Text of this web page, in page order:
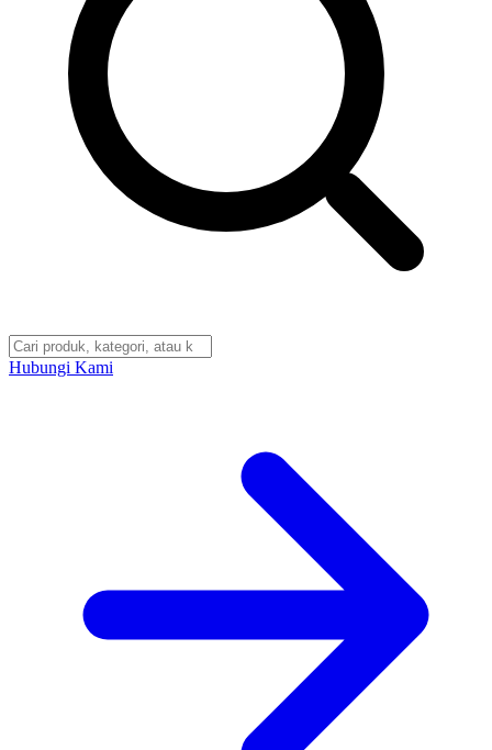
Hubungi Kami